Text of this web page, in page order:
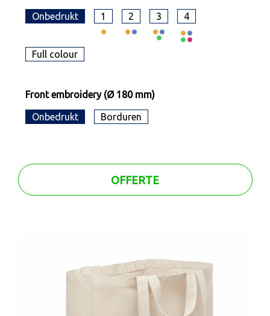
Onbedrukt 1 2 3 4
Full colour
Front embroidery (Ø 180 mm)
Onbedrukt Borduren
OFFERTE